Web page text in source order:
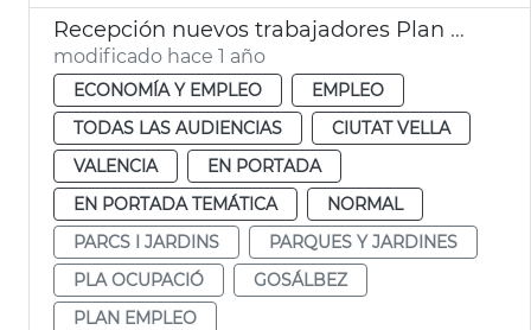
Recepción nuevos trabajadores Plan Municipal Empleo 2025
modificado hace 1 año
ECONOMÍA Y EMPLEO
EMPLEO
TODAS LAS AUDIENCIAS
CIUTAT VELLA
VALENCIA
EN PORTADA
EN PORTADA TEMÁTICA
NORMAL
PARCS I JARDINS
PARQUES Y JARDINES
PLA OCUPACIÓ
GOSÁLBEZ
PLAN EMPLEO